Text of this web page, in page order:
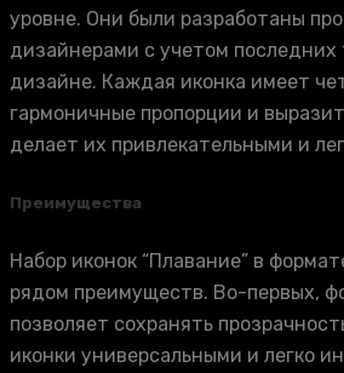
уровне. Они были разработаны
дизайнерами с учетом
дизайне. Каждая иконка имеет
гармоничные пропорции и
делает их привлекательными и
Преимущества
Набор иконок “Плавание” в
рядом преимуществ. Во-первых,
позволяет сохранять
иконки универсальными и легко